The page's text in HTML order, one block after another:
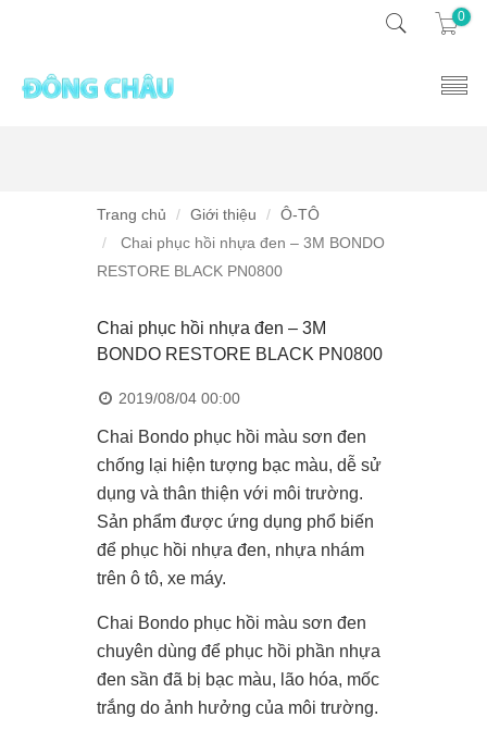
Chai phục hồi nhựa đen – 3M
BONDO RESTORE BLACK PN0800
2019/08/04 00:00
Chai Bondo phục hồi màu sơn đen
chống lại hiện tượng bạc màu, dễ sử
dụng và thân thiện với môi trường.
Sản phẩm được ứng dụng phổ biến
để phục hồi nhựa đen, nhựa nhám
trên ô tô, xe máy.
Chai Bondo phục hồi màu sơn đen
chuyên dùng để phục hồi phần nhựa
đen sần đã bị bạc màu, lão hóa, mốc
trắng do ảnh hưởng của môi trường.
0
Trang chủ Giới thiệu
Ô-TÔ
Chai phục hồi nhựa đen – 3M BONDO
RESTORE BLACK PN0800